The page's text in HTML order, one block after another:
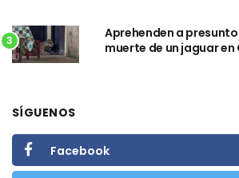
3
Aprehenden a
muerte de un jaguar
SÍGUENOS
Facebook